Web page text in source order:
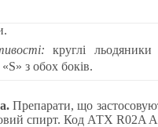
круглі
з обох боків.
Препарати, що
спирт. Код АТХ R02A